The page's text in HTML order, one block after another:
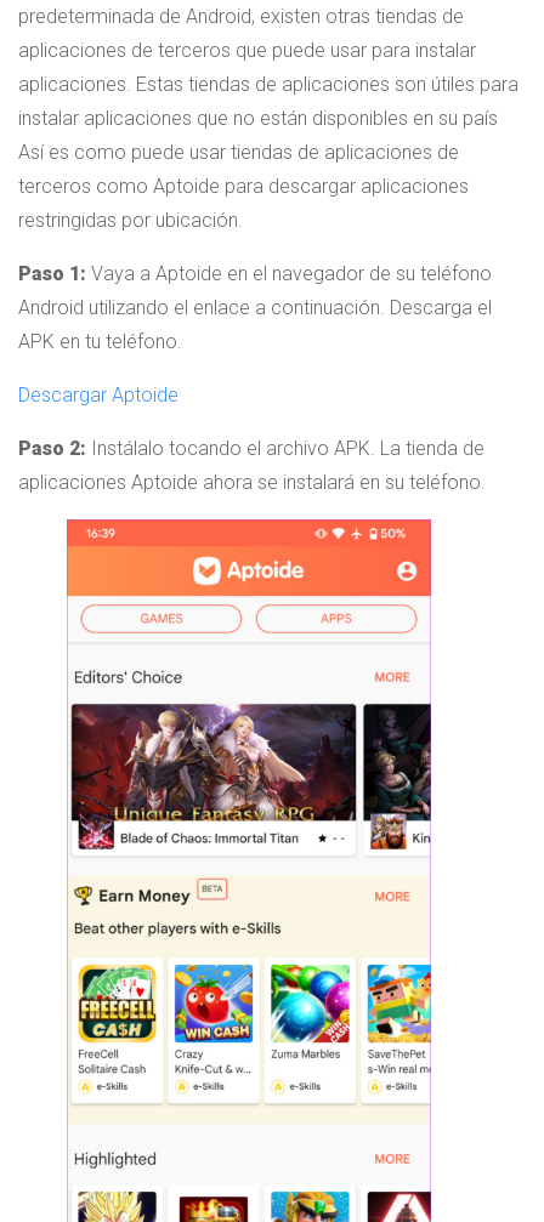
predeterminada de Android, existen otras tiendas de
aplicaciones de terceros que puede usar para instalar
aplicaciones. Estas tiendas de aplicaciones son útiles para
instalar aplicaciones que no están disponibles en su país
Así es como puede usar tiendas de aplicaciones de
terceros como Aptoide para descargar aplicaciones
restringidas por ubicación.
Paso 1: Vaya a Aptoide en el navegador de su teléfono
Android utilizando el enlace a continuación. Descarga el
APK en tu teléfono.
Descargar Aptoide
Paso 2: Instálalo tocando el archivo APK. La tienda de
aplicaciones Aptoide ahora se instalará en su teléfono.